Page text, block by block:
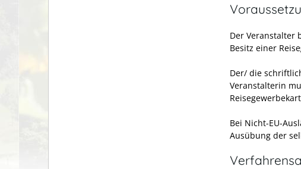
Der Veranstalter
Besitz einer
Der/ die
Veranstalterin
Bei Nicht-EU-
Ausübung der